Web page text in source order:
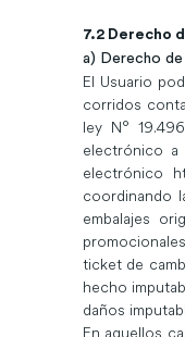
7.2 Derecho
a) Derecho
El Usuario
corridos
ley N°
electrónico
electrónico
coordinando
embalajes
ticket de
hecho
daños
En aquellos